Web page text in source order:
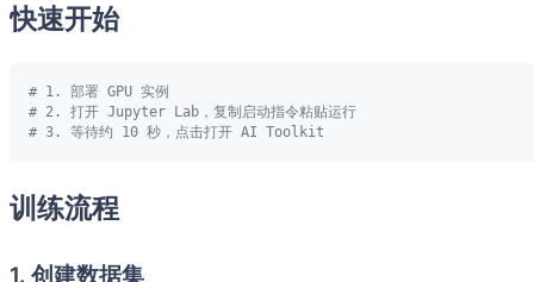
快速开始
# 1. 部署 GPU 实例
# 2. 打开 Jupyter Lab，复制启动指令粘贴运行
# 3. 等待约 10 秒，点击打开 AI Toolkit
训练流程
1. 创建数据集